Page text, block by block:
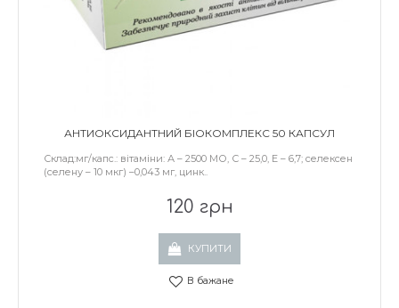
АНТИОКСИДАНТНИЙ БІОКОМПЛЕКС 50 КАПСУЛ
Склад:мг/капс.: вітаміни: А – 2500 МО, С – 25,0, Е – 6,7; селексен
(селену – 10 мкг) –0,043 мг, цинк..
120 грн
КУПИТИ
В бажане